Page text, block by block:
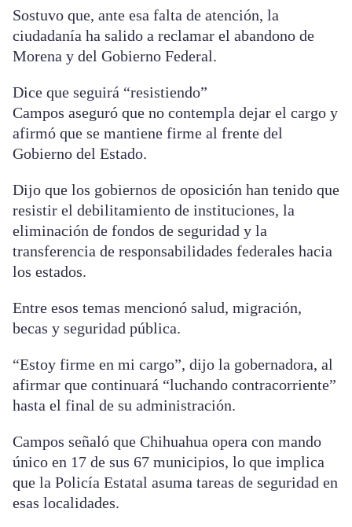
Sostuvo que, ante esa falta de atención, la
ciudadanía ha salido a reclamar el abandono de
Morena y del Gobierno Federal.
Dice que seguirá “resistiendo”
Campos aseguró que no contempla dejar el cargo y
afirmó que se mantiene firme al frente del
Gobierno del Estado.
Dijo que los gobiernos de oposición han tenido que
resistir el debilitamiento de instituciones, la
eliminación de fondos de seguridad y la
transferencia de responsabilidades federales hacia
los estados.
Entre esos temas mencionó salud, migración,
becas y seguridad pública.
“Estoy firme en mi cargo”, dijo la gobernadora, al
afirmar que continuará “luchando contracorriente”
hasta el final de su administración.
Campos señaló que Chihuahua opera con mando
único en 17 de sus 67 municipios, lo que implica
que la Policía Estatal asuma tareas de seguridad en
esas localidades.